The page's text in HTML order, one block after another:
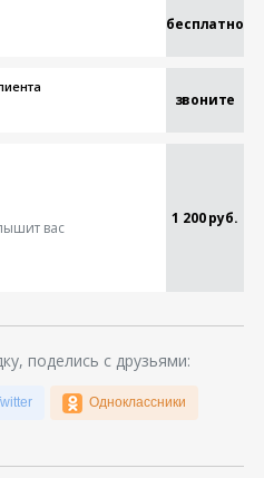
бесплатно
звоните
вас
1 200 руб.
поделись с друзьями:
Одноклассники